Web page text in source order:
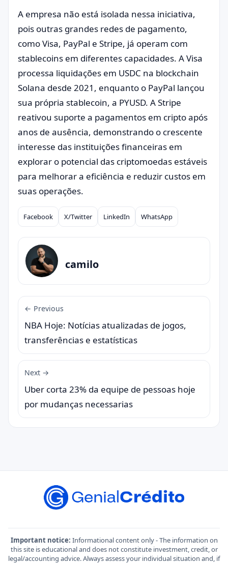
A empresa não está isolada nessa iniciativa,
pois outras grandes redes de pagamento,
como Visa, PayPal e Stripe, já operam com
stablecoins em diferentes capacidades. A Visa
processa liquidações em USDC na blockchain
Solana desde 2021, enquanto o PayPal lançou
sua própria stablecoin, a PYUSD. A Stripe
reativou suporte a pagamentos em cripto após
anos de ausência, demonstrando o crescente
interesse das instituições financeiras em
explorar o potencial das criptomoedas estáveis
para melhorar a eficiência e reduzir custos em
suas operações.
Compartilhar
Facebook X/Twitter LinkedIn WhatsApp
camilo
← Previous
NBA Hoje: Notícias atualizadas de jogos,
transferências e estatísticas
Next →
Uber corta 23% da equipe de pessoas hoje
por mudanças necessarias
Important notice: Informational content only - The information on
this site is educational and does not constitute investment, credit, or
legal/accounting advice. Always assess your individual situation and, if